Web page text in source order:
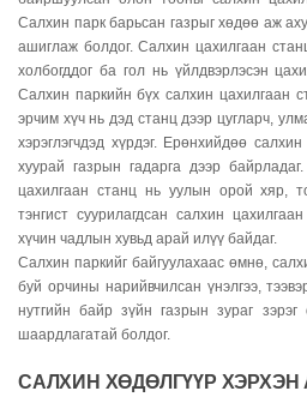
Салхин парк барьсан газрыг хөдөө аж
ашиглаж болдог. Салхин цахилгаан
холбогддог ба гол нь үйлдвэрлэсэн
Салхин паркийн бүх салхин цахилгаан
эрчим хүч нь дэд станц дээр цугларч,
хэрэглэгчдэд хүрдэг. Ерөнхийдөө
хуурай газрын гадарга дээр
цахилгаан станц нь уулын орой хяр,
тэнгист суурилагдсан салхин
хүчин чадлын хувьд арай илүү байдаг.
Салхин паркийг байгуулахаас өмнө,
буй орчины нарийвчилсан үнэлгээ,
нутгийн байр зүйн газрын зураг
шаардлагатай болдог.
САЛХИН ХӨДӨЛГҮҮР